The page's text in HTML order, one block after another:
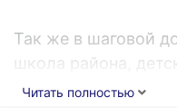
Так же в шаговой
школа района,
остановки
Читать полностью